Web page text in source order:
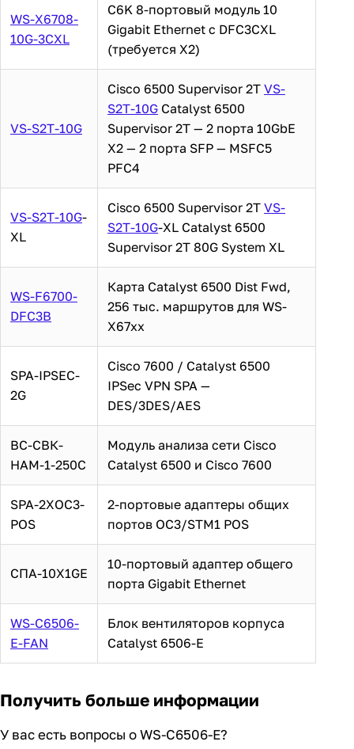
WS-X6708-
10G-3CXL
C6K 8-портовый модуль 10
Gigabit Ethernet с DFC3CXL
(требуется X2)
VS-S2T-10G
Cisco 6500 Supervisor 2T VS-
S2T-10G Catalyst 6500
Supervisor 2T — 2 порта 10GbE
X2 — 2 порта SFP — MSFC5
PFC4
VS-S2T-10G-
XL
Cisco 6500 Supervisor 2T VS-
S2T-10G-XL Catalyst 6500
Supervisor 2T 80G System XL
WS-F6700-
DFC3B
Карта Catalyst 6500 Dist Fwd,
256 тыс. маршрутов для WS-
X67xx
SPA-IPSEC-
2G
Cisco 7600 / Catalyst 6500
IPSec VPN SPA —
DES/3DES/AES
ВС-СВК-
НАМ-1-250С
Модуль анализа сети Cisco
Catalyst 6500 и Cisco 7600
SPA-2XOC3-
POS
2-портовые адаптеры общих
портов OC3/STM1 POS
СПА-10X1GE
10-портовый адаптер общего
порта Gigabit Ethernet
WS-C6506-
E-FAN
Блок вентиляторов корпуса
Catalyst 6506-E
Получить больше информации
У вас есть вопросы о WS-C6506-E?